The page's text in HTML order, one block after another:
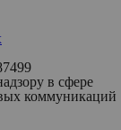
в сфере
коммуникаций